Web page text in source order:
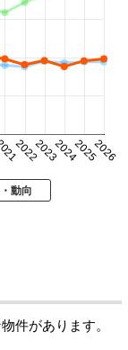
20222023202420252026
動向
件があります。